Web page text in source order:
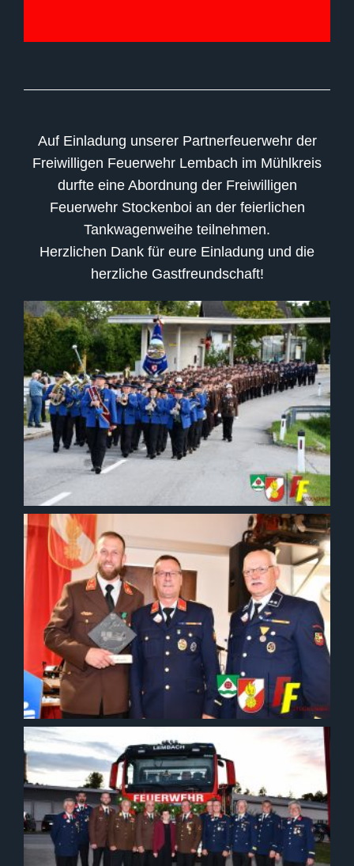
Auf Einladung unserer Partnerfeuerwehr der
Freiwilligen Feuerwehr Lembach im Mühlkreis
durfte eine Abordnung der Freiwilligen
Feuerwehr Stockenboi an der feierlichen
Tankwagenweihe teilnehmen.
Herzlichen Dank für eure Einladung und die
herzliche Gastfreundschaft!